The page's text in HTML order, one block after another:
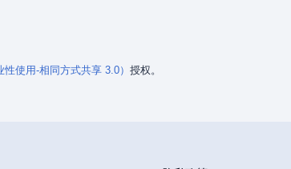
使用-相同方式共享 3.0） 授权。